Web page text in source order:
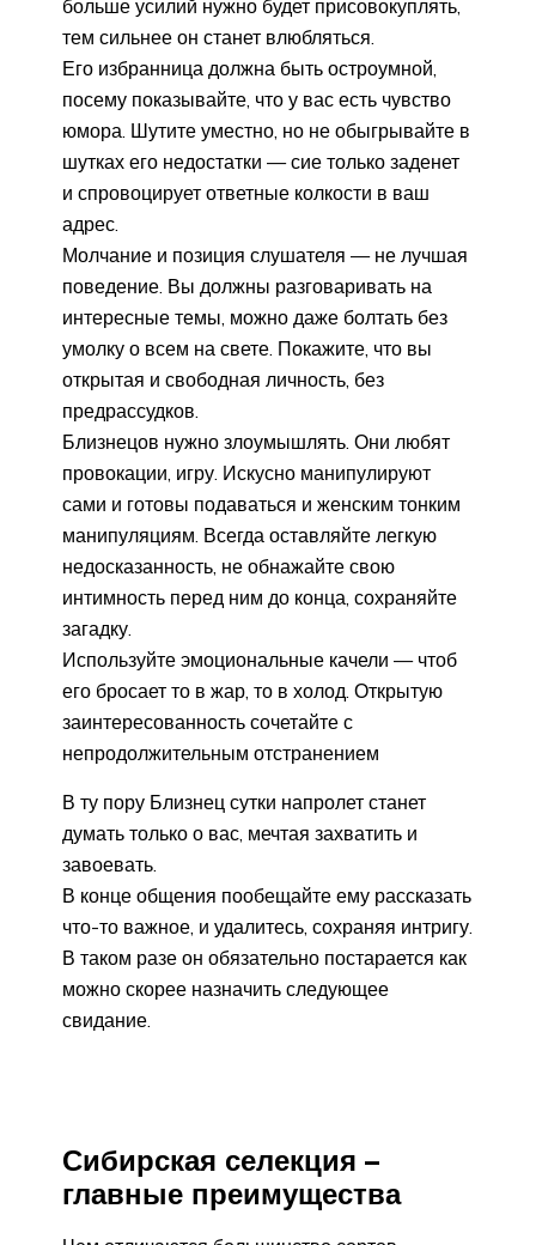
больше усилий нужно будет присовокуплять,
тем сильнее он станет влюбляться.
Его избранница должна быть остроумной,
посему показывайте, что у вас есть чувство
юмора. Шутите уместно, но не обыгрывайте в
шутках его недостатки — сие только заденет
и спровоцирует ответные колкости в ваш
адрес.
Молчание и позиция слушателя — не лучшая
поведение. Вы должны разговаривать на
интересные темы, можно даже болтать без
умолку о всем на свете. Покажите, что вы
открытая и свободная личность, без
предрассудков.
Близнецов нужно злоумышлять. Они любят
провокации, игру. Искусно манипулируют
сами и готовы подаваться и женским тонким
манипуляциям. Всегда оставляйте легкую
недосказанность, не обнажайте свою
интимность перед ним до конца, сохраняйте
загадку.
Используйте эмоциональные качели — чтоб
его бросает то в жар, то в холод. Открытую
заинтересованность сочетайте с
непродолжительным отстранением
В ту пору Близнец сутки напролет станет
думать только о вас, мечтая захватить и
завоевать.
В конце общения пообещайте ему рассказать
что-то важное, и удалитесь, сохраняя интригу.
В таком разе он обязательно постарается как
можно скорее назначить следующее
свидание.
Сибирская селекция –
главные преимущества